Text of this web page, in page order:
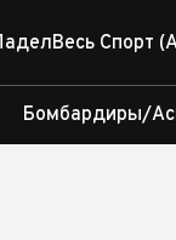
Весь Спорт
Бомбардиры/